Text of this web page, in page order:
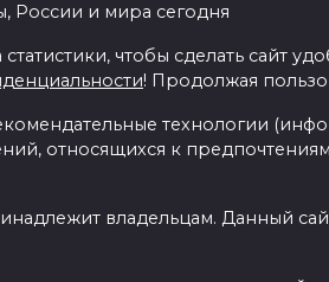
России и мира сегодня
чтобы сделать сайт
! Продолжая
технологии
относящихся к
владельцам. Данный